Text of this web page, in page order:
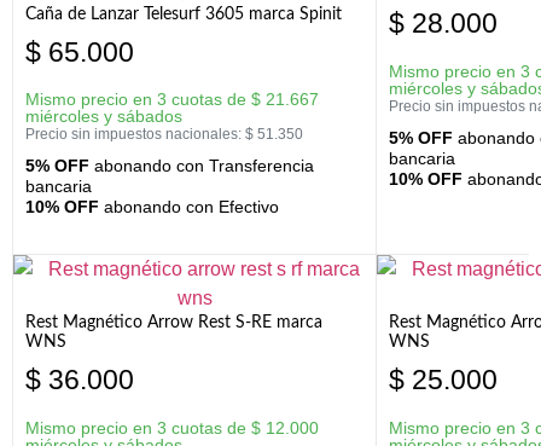
Caña de Lanzar Telesurf 3605 marca Spinit
$ 65.000
Mismo precio en 3 cuotas de $ 21.667
miércoles y sábados
Precio sin impuestos nacionales: $ 51.350
5% OFF abonando con Transferencia
bancaria
10% OFF abonando con Efectivo
$ 28.000
Mismo precio en 3
miércoles y
Precio sin impuestos
5% OFF abonando
bancaria
10% OFF
Rest Magnético Arrow Rest S-RE marca
WNS
$ 36.000
Mismo precio en 3 cuotas de $ 12.000
Rest Magnético
WNS
$ 25.000
Mismo precio en 3